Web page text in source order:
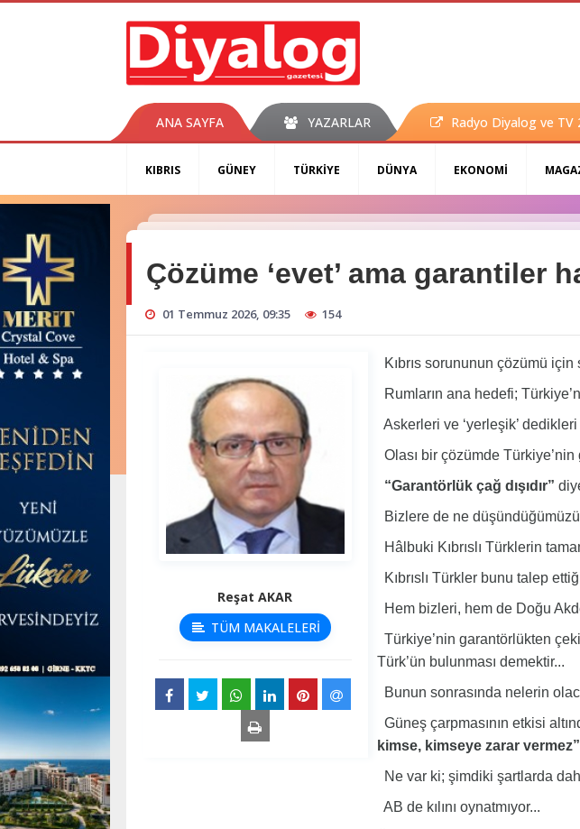
ANA SAYFA YAZARLAR Radyo Diyalog ve TV
KIBRIS GÜNEY TÜRKİYE DÜNYA EKONOMİ
Çözüme ‘evet’ ama garantiler
01 Temmuz 2026, 09:35 154
Reşat AKAR
TÜM MAKALELERİ
Kıbrıs sorununun çözümü
Rumların ana hedefi;
Askerleri ve ‘yerleşik’
Olası bir çözümde
“Garantörlük çağ dışıdır”
Bizlere de ne
Hâlbuki Kıbrıslı Türklerin
Kıbrıslı Türkler bunu talep
Hem bizleri, hem de Doğu
Türkiye’nin garantörlükten
Türk’ün bulunması demektir...
Bunun sonrasında nelerin
Güneş çarpmasının etkisi
kimse, kimseye zarar vermez”
Ne var ki; şimdiki şartlarda
AB de kılını oynatmıyor...